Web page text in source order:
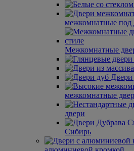
межкомнатные под
Межкомнатные
Двери
межкомнатные
двери
Сибирь